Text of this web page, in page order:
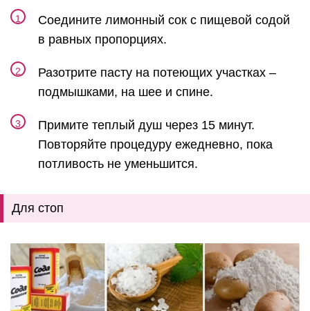
Соедините лимонный сок с пищевой содой
в равных пропорциях.
Разотрите пасту на потеющих участках –
подмышками, на шее и спине.
Примите теплый душ через 15 минут.
Повторяйте процедуру ежедневно, пока
потливость не уменьшится.
Для стоп